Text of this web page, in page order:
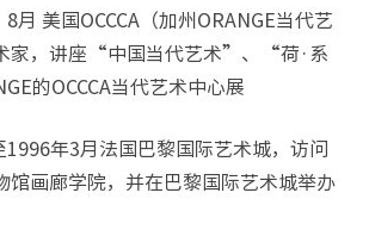
月 美国OCCCA（加州ORANGE当代艺
家，讲座“中国当代艺术”、“荷·系
的OCCCA当代艺术中心展
1996年3月法国巴黎国际艺术城，访问
馆画廊学院，并在巴黎国际艺术城举办